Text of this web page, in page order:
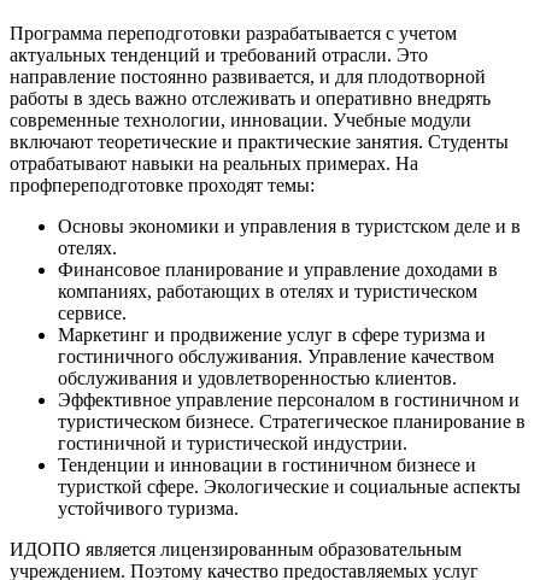
Программа переподготовки разрабатывается с учетом
актуальных тенденций и требований отрасли. Это
направление постоянно развивается, и для плодотворной
работы в здесь важно отслеживать и оперативно внедрять
современные технологии, инновации. Учебные модули
включают теоретические и практические занятия. Студенты
отрабатывают навыки на реальных примерах. На
профпереподготовке проходят темы:
Основы экономики и управления в туристском деле и в
отелях.
Финансовое планирование и управление доходами в
компаниях, работающих в отелях и туристическом
сервисе.
Маркетинг и продвижение услуг в сфере туризма и
гостиничного обслуживания. Управление качеством
обслуживания и удовлетворенностью клиентов.
Эффективное управление персоналом в гостиничном и
туристическом бизнесе. Стратегическое планирование в
гостиничной и туристической индустрии.
Тенденции и инновации в гостиничном бизнесе и
туристкой сфере. Экологические и социальные аспекты
устойчивого туризма.
ИДОПО является лицензированным образовательным
учреждением. Поэтому качество предоставляемых услуг